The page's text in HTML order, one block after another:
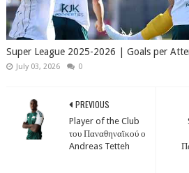
Super League 2025-2026 | Goals per
July 03, 2026 0
PREVIOUS
Player of the Club
του Παναθηναϊκού ο
Andreas Tetteh